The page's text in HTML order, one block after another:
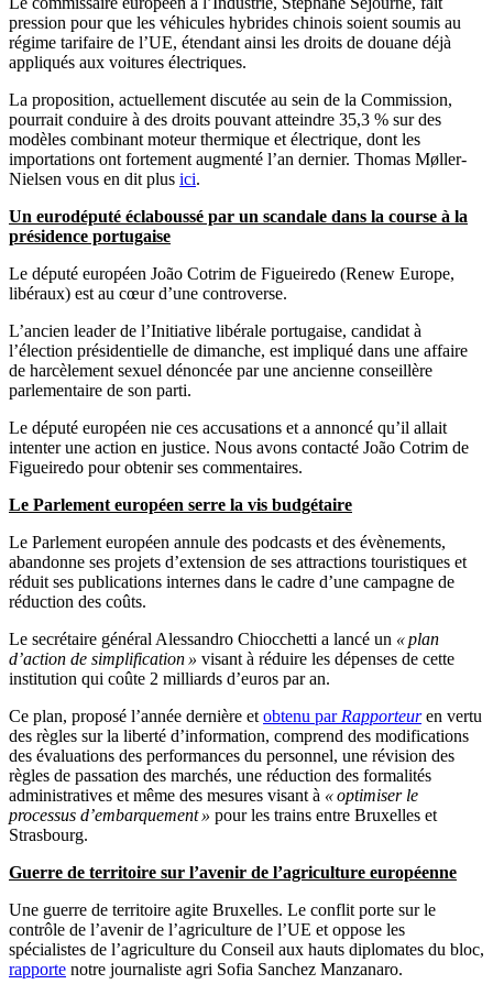
pression pour que les véhicules hybrides chinois soient soumis au
régime tarifaire de l’UE, étendant ainsi les droits de douane déjà
appliqués aux voitures électriques.
La proposition, actuellement discutée au sein de la Commission,
pourrait conduire à des droits pouvant atteindre 35,3 % sur des
modèles combinant moteur thermique et électrique, dont les
importations ont fortement augmenté l’an dernier. Thomas Møller-
Nielsen vous en dit plus ici.
Un eurodéputé éclaboussé par un scandale dans la course à la
présidence portugaise
Le député européen João Cotrim de Figueiredo (Renew Europe,
libéraux) est au cœur d’une controverse.
L’ancien leader de l’Initiative libérale portugaise, candidat à
l’élection présidentielle de dimanche, est impliqué dans une affaire
de harcèlement sexuel dénoncée par une ancienne conseillère
parlementaire de son parti.
Le député européen nie ces accusations et a annoncé qu’il allait
intenter une action en justice. Nous avons contacté João Cotrim de
Figueiredo pour obtenir ses commentaires.
Le Parlement européen serre la vis budgétaire
Le Parlement européen annule des podcasts et des évènements,
abandonne ses projets d’extension de ses attractions touristiques et
réduit ses publications internes dans le cadre d’une campagne de
réduction des coûts.
Le secrétaire général Alessandro Chiocchetti a lancé un « plan
d’action de simplification » visant à réduire les dépenses de cette
institution qui coûte 2 milliards d’euros par an.
Ce plan, proposé l’année dernière et obtenu par Rapporteuren vertu
des règles sur la liberté d’information, comprend des modifications
des évaluations des performances du personnel, une révision des
règles de passation des marchés, une réduction des formalités
administratives et même des mesures visant à « optimiser le
processus d’embarquement » pour les trains entre Bruxelles et
Strasbourg.
Guerre de territoire sur l’avenir de l’agriculture européenne
Une guerre de territoire agite Bruxelles. Le conflit porte sur le
contrôle de l’avenir de l’agriculture de l’UE et oppose les
spécialistes de l’agriculture du Conseil aux hauts diplomates du bloc,
rapporte notre journaliste agri Sofia Sanchez Manzanaro.